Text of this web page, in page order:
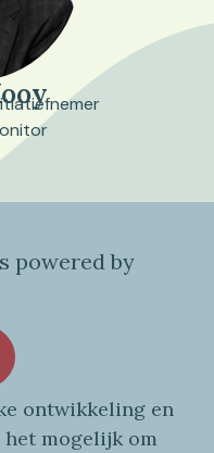
powered by
ontwikkeling en
het mogelijk om